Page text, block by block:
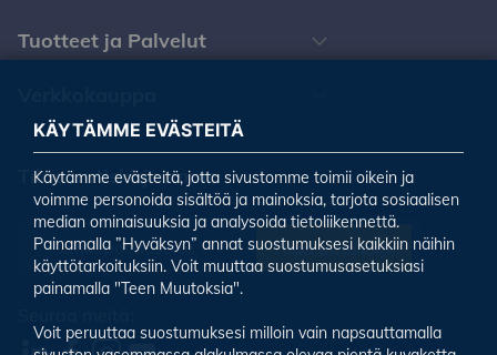
Tuotteet ja Palvelut
Tilaa uutiskirjeemme
Tilaa uutiskirje
KÄYTÄMME EVÄSTEITÄ
Käytämme evästeitä, jotta sivustomme toimii oikein ja
voimme personoida sisältöä ja mainoksia, tarjota sosiaalisen
median ominaisuuksia ja analysoida tietoliikennettä.
Painamalla ”Hyväksyn” annat suostumuksesi kaikkiin näihin
käyttötarkoituksiin. Voit muuttaa suostumusasetuksiasi
painamalla "Teen Muutoksia".
Voit peruuttaa suostumuksesi milloin vain napsauttamalla